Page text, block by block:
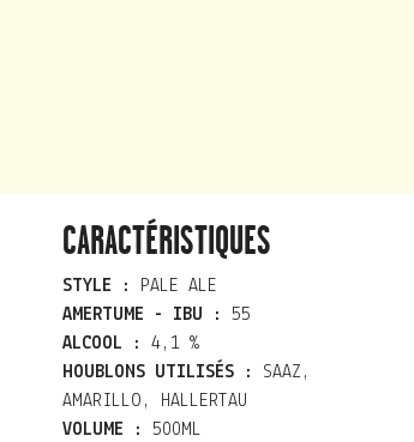
CARACTÉRISTIQUES
STYLE :
PALE ALE
AMERTUME - IBU :
55
ALCOOL :
4,1 %
HOUBLONS UTILISÉS :
SAAZ,
AMARILLO, HALLERTAU
VOLUME :
500ML